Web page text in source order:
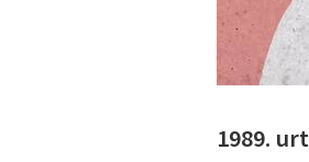
1989.